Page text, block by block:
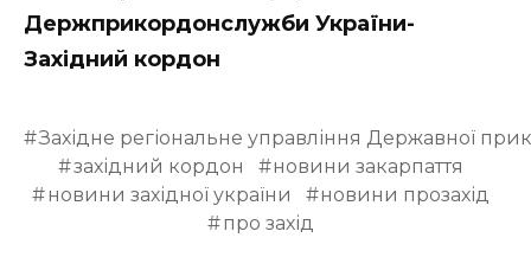
Держприкордонслужби України-
Західний кордон
Західне регіональне управління Державної
західний кордон
новини закарпаття
новини західної україни
новини прозахід
про захід